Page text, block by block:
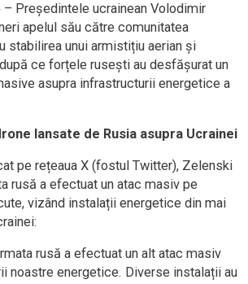
– Președintele ucrainean Volodimir
apelul său către comunitatea
stabilirea unui armistițiu aerian și
ce forțele rusești au desfășurat un
asupra infrastructurii energetice a
lansate de Rusia asupra Ucrainei
pe rețeaua X (fostul Twitter), Zelenski
rusă a efectuat un atac masiv pe
vizând instalații energetice din mai
rusă a efectuat un alt atac masiv
noastre energetice. Diverse instalații au